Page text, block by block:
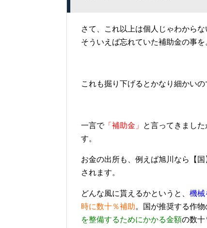
さて、これ以上は個人じゃわから
そういえば忘れていた補助金の事を
これも掘り下げるとかなり細かいの
一言で「補助金」 と言ってきまし
す。
お金の出所も、例えば旭川なら【
されます。
どんな風に貰えるかというと、 機械
時に数十％補助。国が推奨する作物
を整備するためにかかる金額の数十